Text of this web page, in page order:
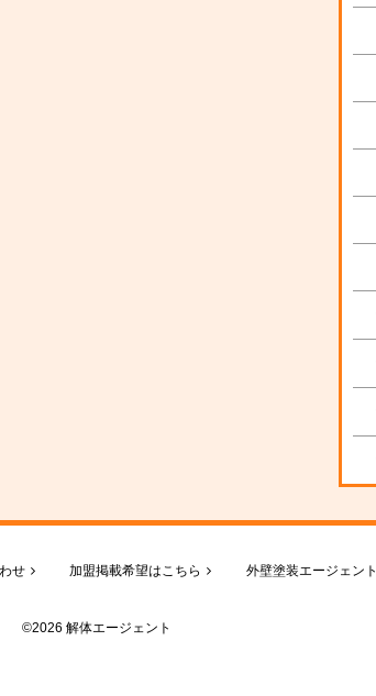
せ 加盟掲載希望はこちら 外壁塗装エージェント
©2026 解体エージェント